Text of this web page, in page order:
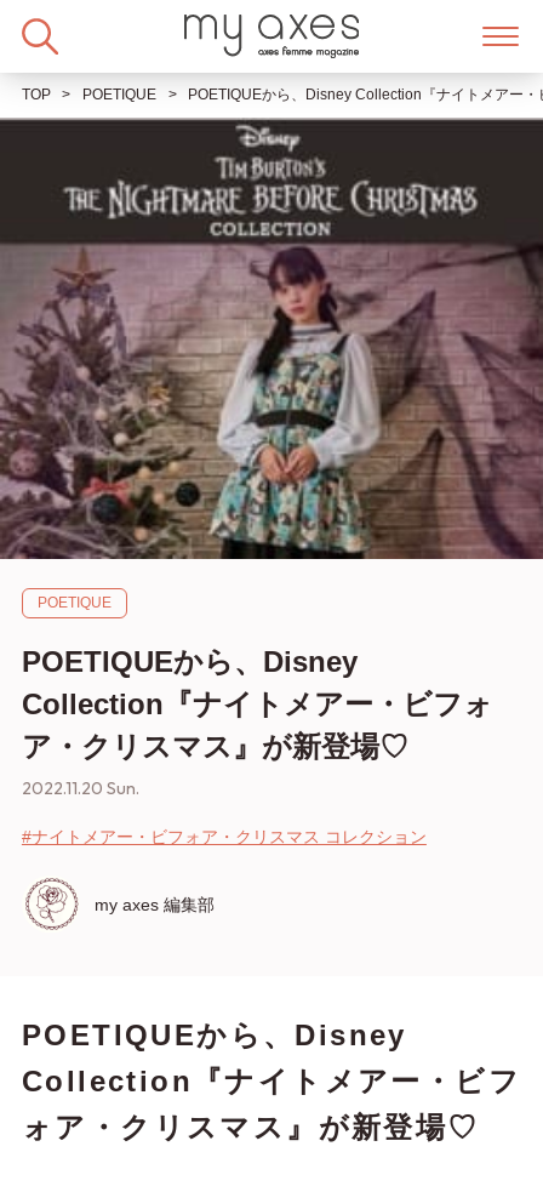
TOP POETIQUE POETIQUEから、Disney Collection『ナイトメアー
POETIQUE
POETIQUEから、Disney
Collection『ナイトメアー・ビフォ
ア・クリスマス』が新登場♡
2022.11.20 Sun.
#ナイトメアー・ビフォア・クリスマス コレクション
my axes 編集部
POETIQUEから、Disney
Collection『ナイトメアー・ビフ
ォア・クリスマス』が新登場♡